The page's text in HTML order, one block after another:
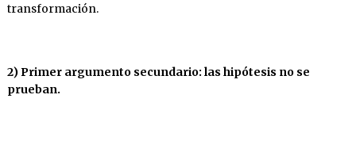
transformación.
2) Primer argumento secundario: las hipótesis no se
prueban.